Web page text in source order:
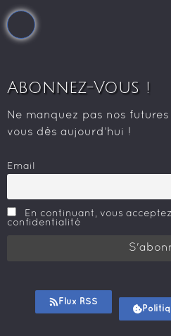
Abonnez-Vous !
Ne manquez pas nos
vous dès aujourd’hui !
Email
En continuant, vous
confidentialité
Flux RSS